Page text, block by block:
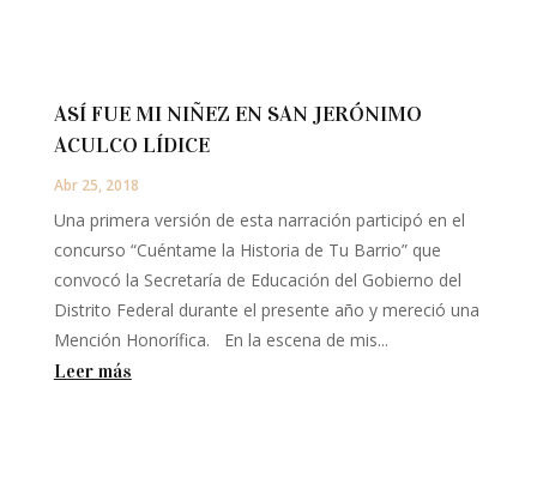
ASÍ FUE MI NIÑEZ EN SAN JERÓNIMO
ACULCO LÍDICE
Abr 25, 2018
Una primera versión de esta narración participó en el
concurso “Cuéntame la Historia de Tu Barrio” que
convocó la Secretaría de Educación del Gobierno del
Distrito Federal durante el presente año y mereció una
Mención Honorífica. En la escena de mis...
Leer más